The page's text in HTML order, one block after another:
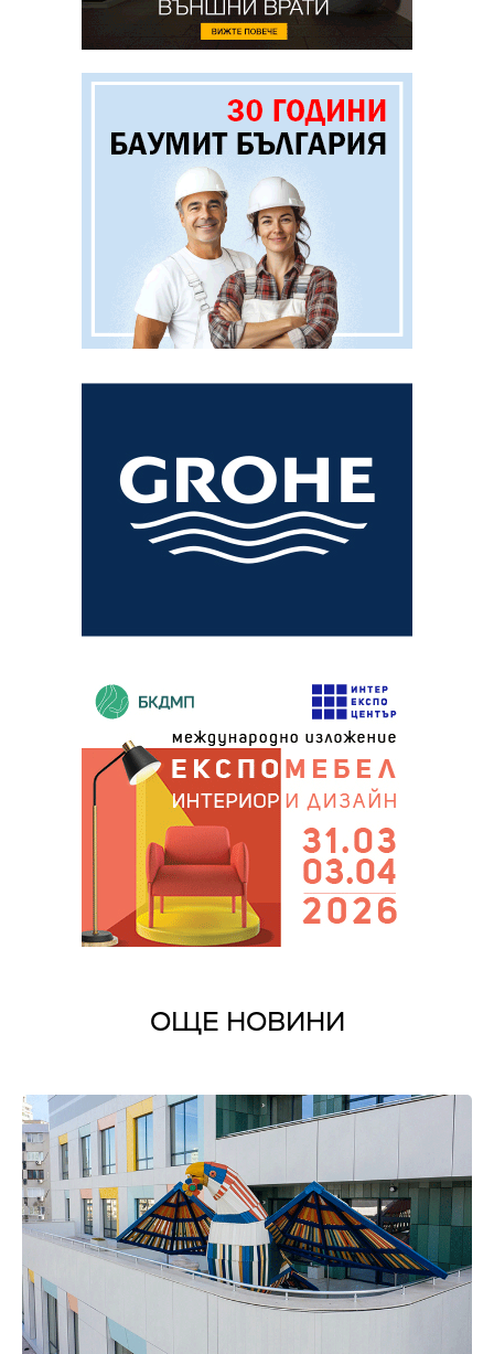
ОЩЕ НОВИНИ